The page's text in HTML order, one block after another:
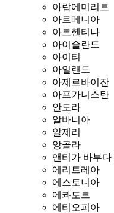
아랍에미리트
아르메니아
아르헨티나
아이슬란드
아이티
아일랜드
아제르바이잔
아프가니스탄
안도라
알바니아
알제리
앙골라
앤티가 바부다
에리트레아
에스토니아
에콰도르
에티오피아